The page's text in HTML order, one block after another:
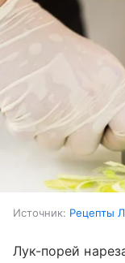
Источник: Рецепты
Лук-порей